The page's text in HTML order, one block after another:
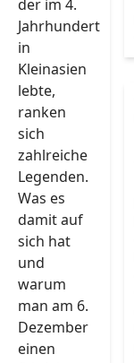
der im 4.
Jahrhundert
in
Kleinasien
lebte,
ranken
sich
zahlreiche
Legenden.
Was es
damit auf
sich hat
und
warum
man am 6.
Dezember
einen